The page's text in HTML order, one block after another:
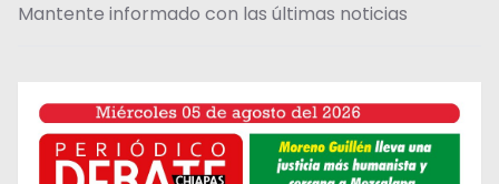
Mantente informado con las últimas noticias